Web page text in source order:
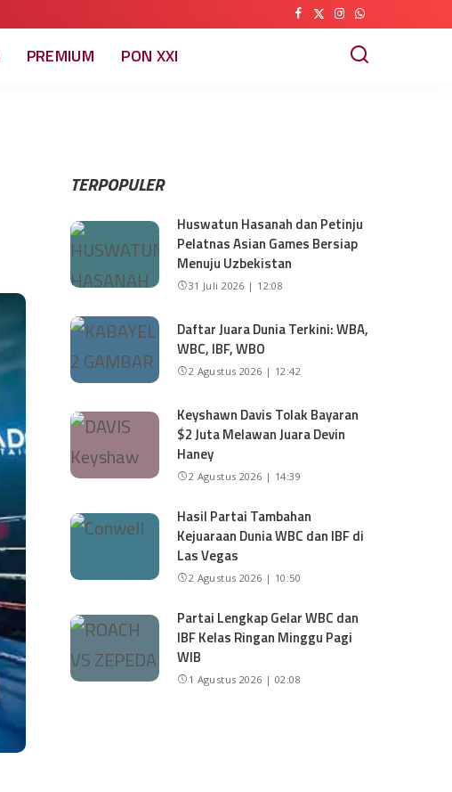
PREMIUM PON XXI
TERPOPULER
Huswatun Hasanah dan Petinju
Pelatnas Asian Games Bersiap
Menuju Uzbekistan
31 Juli 2026 | 12:08
Daftar Juara Dunia Terkini: WBA,
WBC, IBF, WBO
2 Agustus 2026 | 12:42
Keyshawn Davis Tolak Bayaran
$2 Juta Melawan Juara Devin
Haney
2 Agustus 2026 | 14:39
Hasil Partai Tambahan
Kejuaraan Dunia WBC dan IBF di
Las Vegas
2 Agustus 2026 | 10:50
Partai Lengkap Gelar WBC dan
IBF Kelas Ringan Minggu Pagi
WIB
1 Agustus 2026 | 02:08